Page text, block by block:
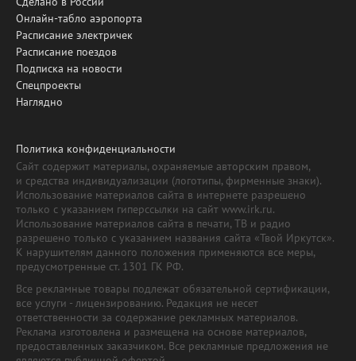
Онлайн-табло аэропорта
Расписание электричек
Расписание поездов
Подписка на новости
Спецпроекты
Наглядно
Политика конфиденциальности
Сайт содержит материалы, охраняемые авторским правом,
и средства индивидуализации (логотипы, фирменные знаки).
Использование материалов сайта в интернете разрешено
только с указанием гиперссылки на сайт www.irk.ru.
Использование материалов сайта в печати, ТВ и радио
разрешено только с указанием названия сайта «Твой Иркутск».
К нарушителям данного положения применяются все меры,
предусмотренные ст. 1301 ГК РФ.
Все рекламные товары подлежат обязательной сертификации,
все услуги - лицензированию. Редакция не несет
ответственности за содержание рекламных материалов.
Реклама изготовлена и размещена на основе материалов,
предоставленных заказчиком. Все рекламные предложения не